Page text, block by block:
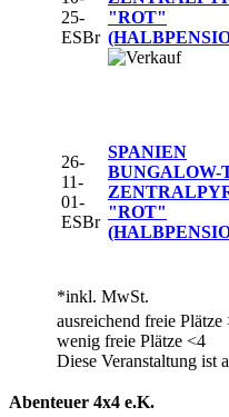
25-
ESBr
"ROT"
26-
11-
01-
ESBr
SPANIEN
BUNGALOW-
"ROT"
*inkl. MwSt.
ausreichend freie Plätze
wenig freie Plätze <4
Diese Veranstaltung ist
Abenteuer 4x4 e.K.